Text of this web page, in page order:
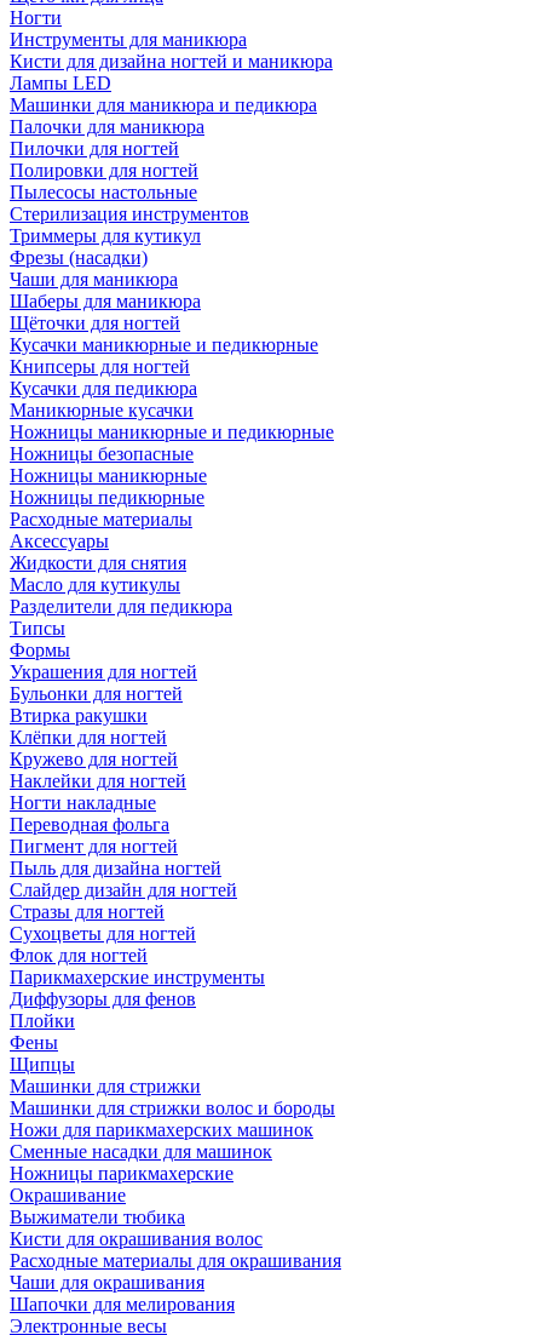
Ногти
Инструменты для маникюра
Кисти для дизайна ногтей и маникюра
Лампы LED
Машинки для маникюра и педикюра
Палочки для маникюра
Пилочки для ногтей
Полировки для ногтей
Пылесосы настольные
Стерилизация инструментов
Триммеры для кутикул
Фрезы (насадки)
Чаши для маникюра
Шаберы для маникюра
Щёточки для ногтей
Кусачки маникюрные и педикюрные
Книпсеры для ногтей
Кусачки для педикюра
Маникюрные кусачки
Ножницы маникюрные и педикюрные
Ножницы безопасные
Ножницы маникюрные
Ножницы педикюрные
Расходные материалы
Аксессуары
Жидкости для снятия
Масло для кутикулы
Разделители для педикюра
Типсы
Формы
Украшения для ногтей
Бульонки для ногтей
Втирка ракушки
Клёпки для ногтей
Кружево для ногтей
Наклейки для ногтей
Ногти накладные
Переводная фольга
Пигмент для ногтей
Пыль для дизайна ногтей
Слайдер дизайн для ногтей
Стразы для ногтей
Сухоцветы для ногтей
Флок для ногтей
Парикмахерские инструменты
Диффузоры для фенов
Плойки
Фены
Щипцы
Машинки для стрижки
Машинки для стрижки волос и бороды
Ножи для парикмахерских машинок
Сменные насадки для машинок
Ножницы парикмахерские
Окрашивание
Выжиматели тюбика
Кисти для окрашивания волос
Расходные материалы для окрашивания
Чаши для окрашивания
Шапочки для мелирования
Электронные весы